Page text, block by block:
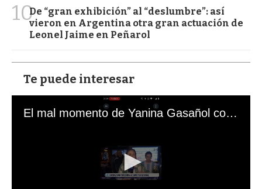
10De “gran exhibición” al “deslumbre”: así
vieron en Argentina otra gran actuación de
Leonel Jaime en Peñarol
Te puede interesar
El mal momento de Yanina Gasañol con un hincha argentino en "Subrayado"